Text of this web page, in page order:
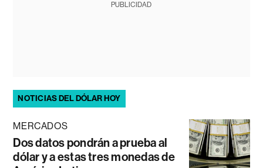
PUBLICIDAD
NOTICIAS DEL DÓLAR HOY
MERCADOS
Dos datos pondrán a prueba al
dólar y a estas tres monedas de